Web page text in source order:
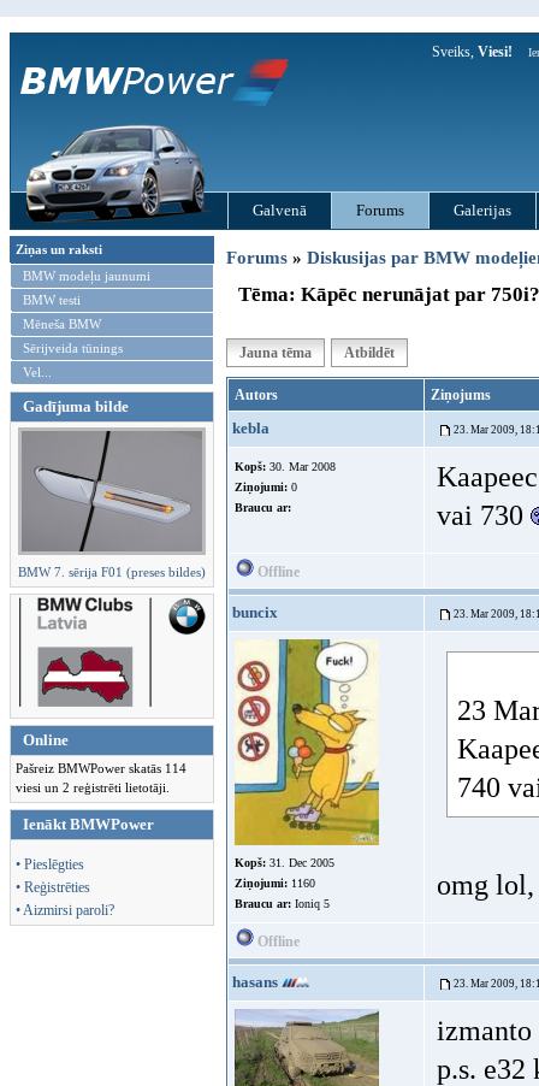
Sveiks, Viesi!
Galvenā Forums Galerijas
Ziņas un raksti
BMW modeļu jaunumi
BMW testi
Mēneša BMW
Sērijveida tūnings
Vel...
Gadījuma bilde
BMW 7. sērija F01 (preses bildes)
Online
Pašreiz BMWPower skatās 114
viesi un 2 reģistrēti lietotāji.
Ienākt BMWPower
• Pieslēgties
• Reģistrēties
• Aizmirsi paroli?
Forums » Diskusijas par BMW
Tēma: Kāpēc nerunājat par 750i?
Jauna tēma Atbildēt
Autors Ziņojums
kebla 23. Mar 2009,
Kopš: 30. Mar 2008
Ziņojumi: 0
Braucu ar:
vai 730
Offline
buncix 23. Mar 2009,
Kopš: 31. Dec 2005
Ziņojumi: 1160
Braucu ar: Ioniq 5
23
740
omg
Offline
hasans 23. Mar 2009,
izmanto
p.s. e32